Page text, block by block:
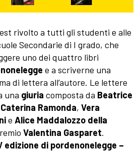
rivolto a tutti gli studenti e alle
Secondarie di I grado, che
uno dei quattro libri
e a scriverne una
di lettera all’autore. Le lettere
una giuria composta da Beatrice
Caterina Ramonda, Vera
e Alice Maddalozzo della
Valentina Gasparet.
edizione di pordenonelegge –